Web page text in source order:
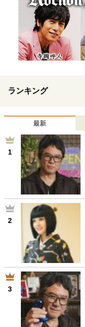
ランキング
最新
1
2
3